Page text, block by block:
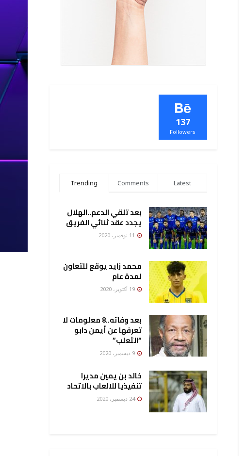
137
Followers
Trending Comments Latest
بعد تلقي الدعم..الهلال
يجدد عقد ثنائي الفريق
محمد زايد يوقع للتعاون
لمدة عام
بعد وفاته..8 معلومات لا
تعرفها عن أيمن دابو
“الثعلب”
خالد بن يمين مديرا
تنفيذيا للالعاب بالاتحاد
24 ديسمبر، 2020